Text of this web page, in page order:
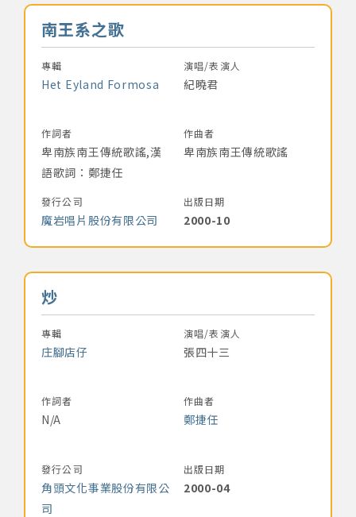
音樂名稱
南王系之歌
專輯
Het Eyland Formosa
演唱/表演人
紀曉君
作詞者
卑南族南王傳統歌謠,漢
語歌詞：鄭捷任
作曲者
卑南族南王傳統歌謠
發行公司
魔岩唱片股份有限公司
出版日期
2000-10
音樂名稱
炒
專輯
庄腳店仔
演唱/表演人
張四十三
作詞者
N/A
作曲者
鄭捷任
發行公司
角頭文化事業股份有限公
司
出版日期
2000-04